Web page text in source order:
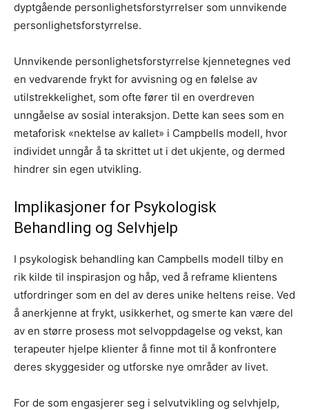
dyptgående personlighetsforstyrrelser som unnvikende
personlighetsforstyrrelse.
Unnvikende personlighetsforstyrrelse kjennetegnes ved
en vedvarende frykt for avvisning og en følelse av
utilstrekkelighet, som ofte fører til en overdreven
unngåelse av sosial interaksjon. Dette kan sees som en
metaforisk «nektelse av kallet» i Campbells modell, hvor
individet unngår å ta skrittet ut i det ukjente, og dermed
hindrer sin egen utvikling.
Implikasjoner for Psykologisk
Behandling og Selvhjelp
I psykologisk behandling kan Campbells modell tilby en
rik kilde til inspirasjon og håp, ved å reframe klientens
utfordringer som en del av deres unike heltens reise. Ved
å anerkjenne at frykt, usikkerhet, og smerte kan være del
av en større prosess mot selvoppdagelse og vekst, kan
terapeuter hjelpe klienter å finne mot til å konfrontere
deres skyggesider og utforske nye områder av livet.
For de som engasjerer seg i selvutvikling og selvhjelp,